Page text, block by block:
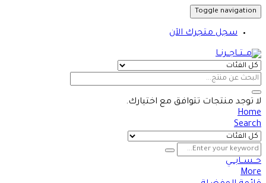
Toggle navigation
سجل متجرك الآن
لا توجد منتجات تتوافق مع اختيارك.
Home
Search
حــســابـــي
More